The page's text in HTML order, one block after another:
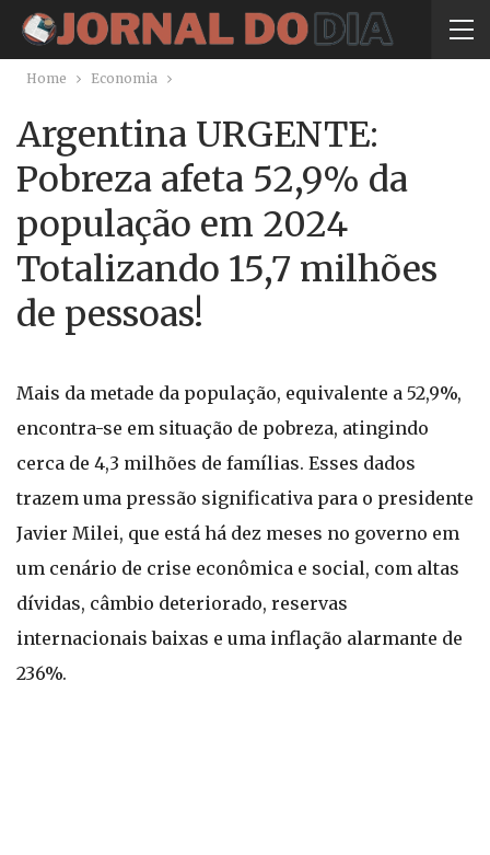
Home Economia
Argentina URGENTE:
Pobreza afeta 52,9% da
população em 2024
Totalizando 15,7 milhões
de pessoas!
Mais da metade da população, equivalente a 52,9%,
encontra-se em situação de pobreza, atingindo
cerca de 4,3 milhões de famílias. Esses dados
trazem uma pressão significativa para o presidente
Javier Milei, que está há dez meses no governo em
um cenário de crise econômica e social, com altas
dívidas, câmbio deteriorado, reservas
internacionais baixas e uma inflação alarmante de
236%.